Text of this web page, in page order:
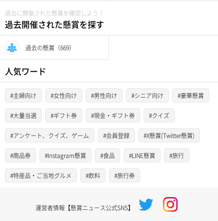
過去に開催された懸賞を確認しよう！
過去開催された懸賞を探す
過去の懸賞（669）
人気ワード
#主婦向け #女性向け #男性向け #シニア向け #豪華懸賞
#大量当選 #ギフト券 #現金・ギフト券 #クイズ
#アンケート、クイズ、ゲーム #会員登録 #X懸賞(Twitter懸賞)
#商品券 #Instagram懸賞 #食品 #LINE懸賞 #旅行
#特産品・ご当地グルメ #飲料 #旅行券
運営者情報【懸賞ニュース公式SNS】